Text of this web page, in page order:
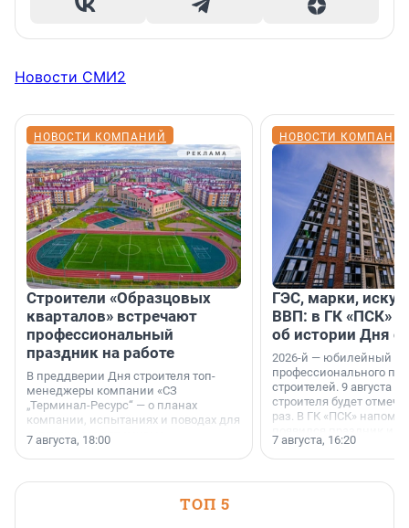
Новости СМИ2
НОВОСТИ КОМПАНИЙ
Строители «Образцовых
кварталов» встречают
профессиональный
праздник на работе
В преддверии Дня строителя топ-
менеджеры компании «СЗ
„Терминал-Ресурс“ — о планах
компании, испытаниях и поводах для
осторожного оптимизма.
7 августа, 18:00
НОВОСТИ
ГЭС, марки,
ВВП: в ГК «ПСК»
об истории Дня
2026-й — юбилейный
профессионального
строителей. 9 августа
строителя будет
раз. В ГК «ПСК»
поменялась роль
7 августа, 16:20
ТОП 5